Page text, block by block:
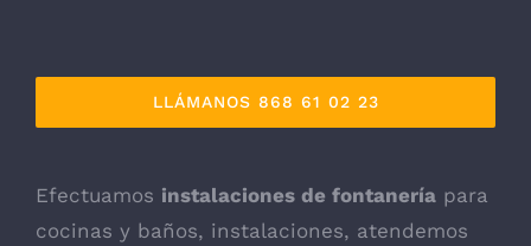
LLÁMANOS 868 61 02 23
Efectuamos instalaciones de fontanería para
cocinas y baños, instalaciones, atendemos